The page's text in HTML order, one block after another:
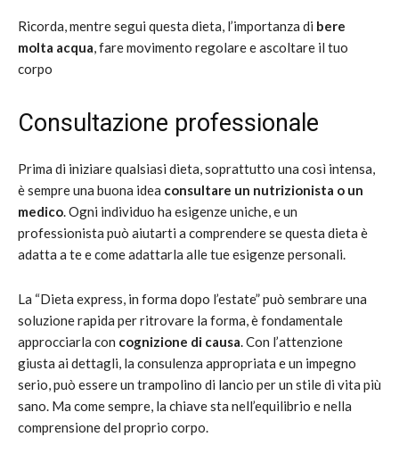
Ricorda, mentre segui questa dieta, l’importanza di bere
molta acqua, fare movimento regolare e ascoltare il tuo
corpo
Consultazione professionale
Prima di iniziare qualsiasi dieta, soprattutto una così intensa,
è sempre una buona idea consultare un nutrizionista o un
medico. Ogni individuo ha esigenze uniche, e un
professionista può aiutarti a comprendere se questa dieta è
adatta a te e come adattarla alle tue esigenze personali.
La “Dieta express, in forma dopo l’estate” può sembrare una
soluzione rapida per ritrovare la forma, è fondamentale
approcciarla con cognizione di causa. Con l’attenzione
giusta ai dettagli, la consulenza appropriata e un impegno
serio, può essere un trampolino di lancio per un stile di vita più
sano. Ma come sempre, la chiave sta nell’equilibrio e nella
comprensione del proprio corpo.